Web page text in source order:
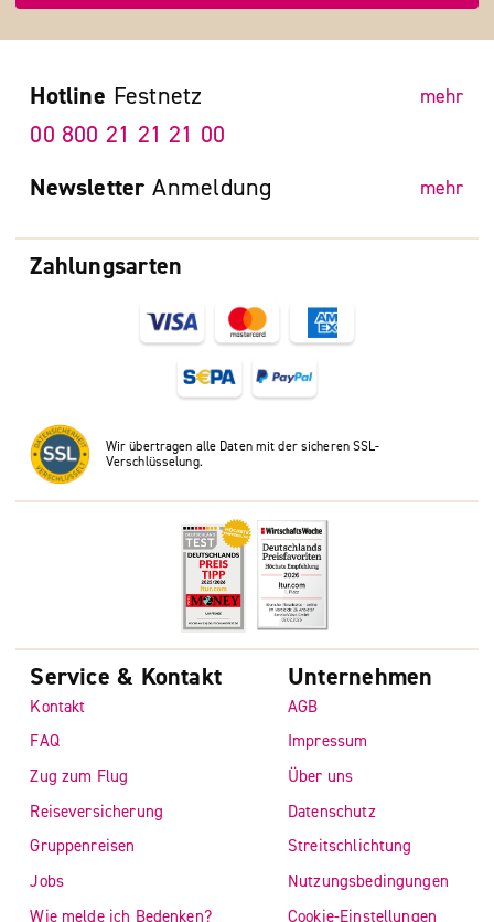
Zahlungsarten
Wir übertragen alle Daten mit der sicheren SSL-
Verschlüsselung.
Hotline Festnetz mehr
00 800 21 21 21 00
Newsletter Anmeldung mehr
Service & Kontakt
Kontakt
FAQ
Zug zum Flug
Reiseversicherung
Gruppenreisen
Jobs
Wie melde ich Bedenken?
Unternehmen
AGB
Impressum
Über uns
Datenschutz
Streitschlichtung
Nutzungsbedingungen
Cookie-Einstellungen